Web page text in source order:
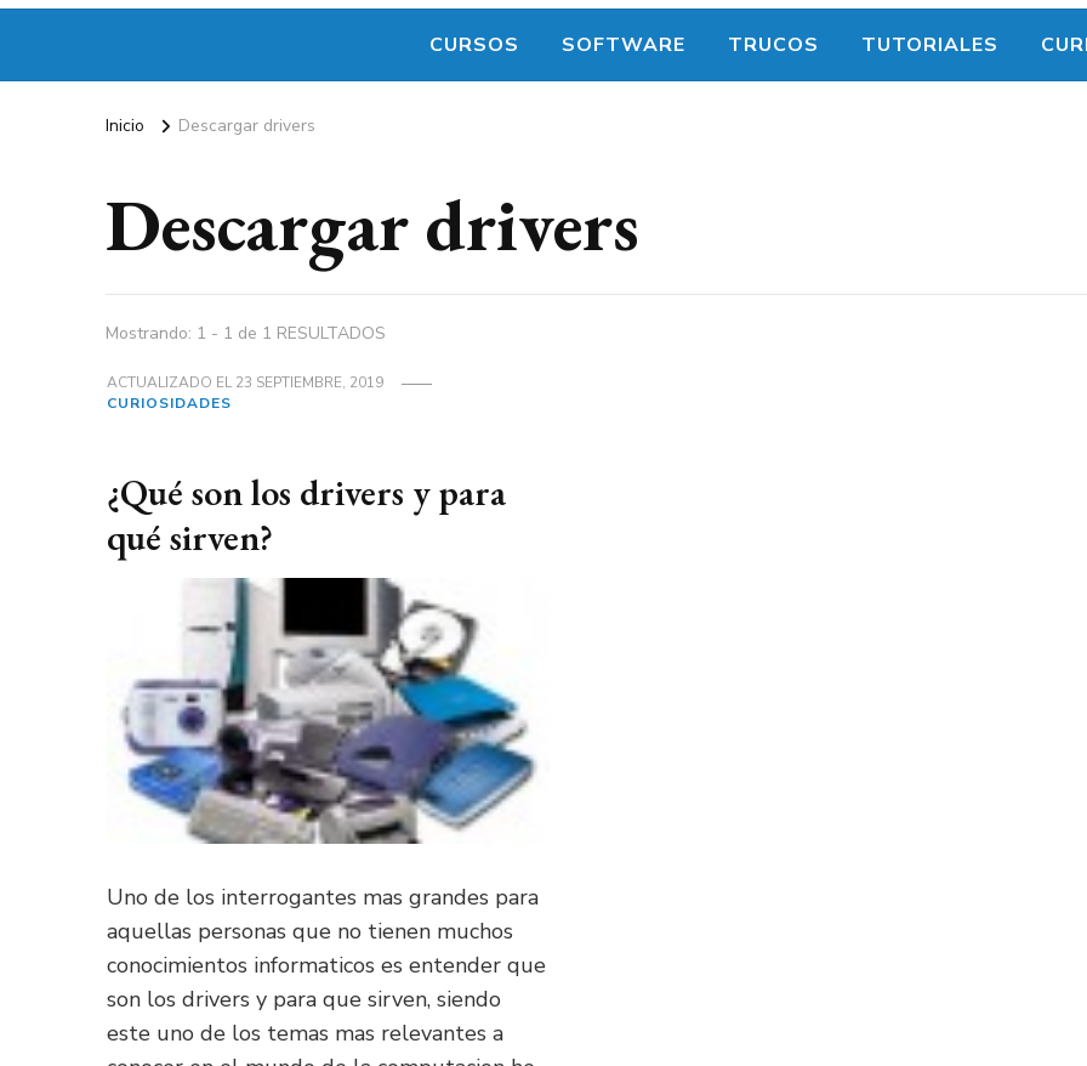
CURSOS SOFTWARE TRUCOS TUTORIALES
Inicio Descargar drivers
Descargar drivers
Mostrando: 1 - 1 de 1 RESULTADOS
ACTUALIZADO EL23 SEPTIEMBRE, 2019
CURIOSIDADES
¿Qué son los drivers y para
qué sirven?
Uno de los interrogantes mas grandes para
aquellas personas que no tienen muchos
conocimientos informaticos es entender que
son los drivers y para que sirven, siendo
este uno de los temas mas relevantes a